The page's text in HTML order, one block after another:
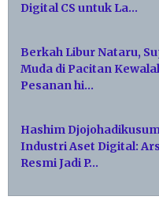
Digital CS untuk La…
Berkah Libur Nataru,
Muda di Pacitan
Pesanan hi…
Hashim
Industri Aset Digital:
Resmi Jadi P…